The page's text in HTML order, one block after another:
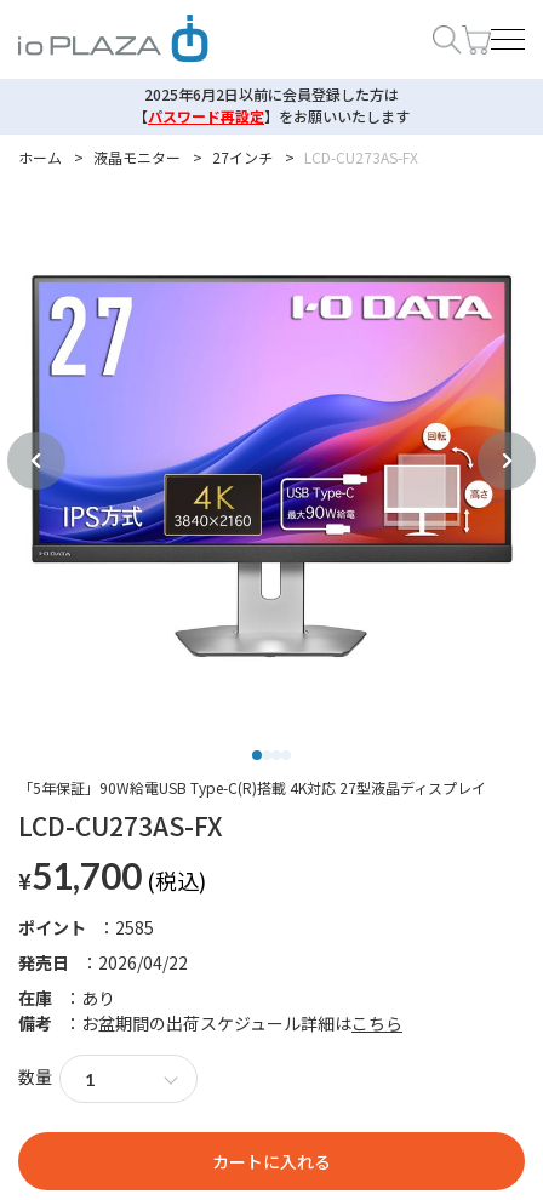
2025年6月2日以前に会員登録した方は
【パスワード再設定】 をお願いいたします
ホーム
> 液晶モニター > 27インチ > LCD-CU273AS-FX
LCD-CU273AS-FX
「5年保証」90W給電USB Type-C(R)搭載 4K対応 27型液晶ディスプレイ
¥51,700
発売日 2026/04/22
ポイント 2585
在庫
あり
備考
お盆期間の出荷スケジュール詳細はこちら
数量